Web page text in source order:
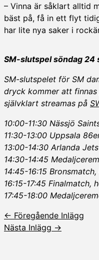
– Vinna är såklart alltid
bäst på, få in ett flyt
har lite nya saker i
SM-slutspel söndag 24
SM-slutspelet för SM
dryck kommer att
självklart streamas på
10:00-11:30 Nässjö
11:30-13:00 Uppsala
13:00-14:30 Arlanda
14:30-14:45
14:45-16:15 Bronsmatch,
16:15-17:45 Finalmatch,
17:45-18:00
← Föregående Inlägg
Nästa Inlägg →